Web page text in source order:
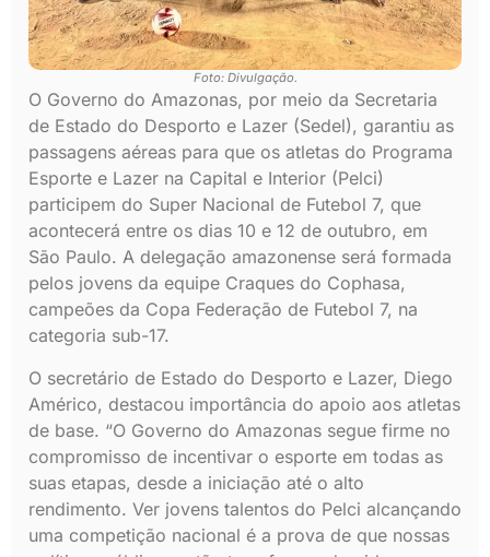
Foto: Divulgação.
O Governo do Amazonas, por meio da Secretaria
de Estado do Desporto e Lazer (Sedel), garantiu as
passagens aéreas para que os atletas do Programa
Esporte e Lazer na Capital e Interior (Pelci)
participem do Super Nacional de Futebol 7, que
acontecerá entre os dias 10 e 12 de outubro, em
São Paulo. A delegação amazonense será formada
pelos jovens da equipe Craques do Cophasa,
campeões da Copa Federação de Futebol 7, na
categoria sub-17.
O secretário de Estado do Desporto e Lazer, Diego
Américo, destacou importância do apoio aos atletas
de base. “O Governo do Amazonas segue firme no
compromisso de incentivar o esporte em todas as
suas etapas, desde a iniciação até o alto
rendimento. Ver jovens talentos do Pelci alcançando
uma competição nacional é a prova de que nossas